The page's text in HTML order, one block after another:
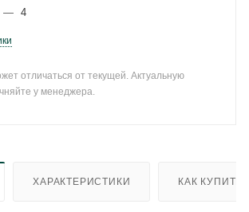
— 4
отличаться от текущей. Актуальную
у менеджера.
ХАРАКТЕРИСТИКИ КАК КУПИТЬ